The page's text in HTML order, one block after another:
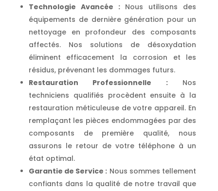
Technologie Avancée :Nous utilisons des
équipements de dernière génération pour un
nettoyage en profondeur des composants
affectés. Nos solutions de désoxydation
éliminent efficacement la corrosion et les
résidus, prévenant les dommages futurs.
Restauration Professionnelle :Nos
techniciens qualifiés procèdent ensuite à la
restauration méticuleuse de votre appareil. En
remplaçant les pièces endommagées par des
composants de première qualité, nous
assurons le retour de votre téléphone à un
état optimal.
Garantie de Service : Nous sommes tellement
confiants dans la qualité de notre travail que